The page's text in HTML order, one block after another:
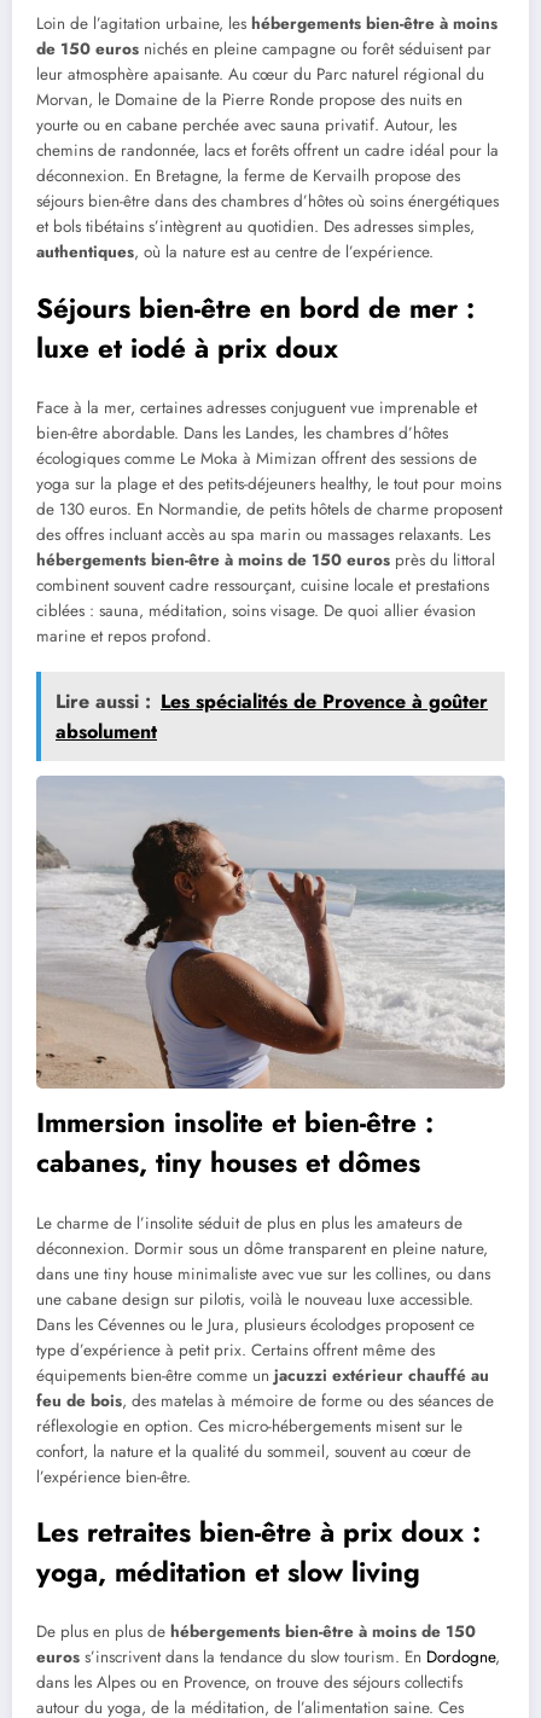
Loin de l’agitation urbaine, les hébergements bien-être à moins
de 150 euros nichés en pleine campagne ou forêt séduisent par
leur atmosphère apaisante. Au cœur du Parc naturel régional du
Morvan, le Domaine de la Pierre Ronde propose des nuits en
yourte ou en cabane perchée avec sauna privatif. Autour, les
chemins de randonnée, lacs et forêts offrent un cadre idéal pour la
déconnexion. En Bretagne, la ferme de Kervailh propose des
séjours bien-être dans des chambres d’hôtes où soins énergétiques
et bols tibétains s’intègrent au quotidien. Des adresses simples,
authentiques, où la nature est au centre de l’expérience.
Séjours bien-être en bord de mer :
luxe et iodé à prix doux
Face à la mer, certaines adresses conjuguent vue imprenable et
bien-être abordable. Dans les Landes, les chambres d’hôtes
écologiques comme Le Moka à Mimizan offrent des sessions de
yoga sur la plage et des petits-déjeuners healthy, le tout pour moins
de 130 euros. En Normandie, de petits hôtels de charme proposent
des offres incluant accès au spa marin ou massages relaxants. Les
hébergements bien-être à moins de 150 euros près du littoral
combinent souvent cadre ressourçant, cuisine locale et prestations
ciblées : sauna, méditation, soins visage. De quoi allier évasion
marine et repos profond.
Lire aussi : Les spécialités de Provence à goûter
absolument
Immersion insolite et bien-être :
cabanes, tiny houses et dômes
Le charme de l’insolite séduit de plus en plus les amateurs de
déconnexion. Dormir sous un dôme transparent en pleine nature,
dans une tiny house minimaliste avec vue sur les collines, ou dans
une cabane design sur pilotis, voilà le nouveau luxe accessible.
Dans les Cévennes ou le Jura, plusieurs écolodges proposent ce
type d’expérience à petit prix. Certains offrent même des
équipements bien-être comme un jacuzzi extérieur chauffé au
feu de bois, des matelas à mémoire de forme ou des séances de
réflexologie en option. Ces micro-hébergements misent sur le
confort, la nature et la qualité du sommeil, souvent au cœur de
l’expérience bien-être.
Les retraites bien-être à prix doux :
yoga, méditation et slow living
De plus en plus de hébergements bien-être à moins de 150
euros s’inscrivent dans la tendance du slow tourism. En Dordogne,
dans les Alpes ou en Provence, on trouve des séjours collectifs
autour du yoga, de la méditation, de l’alimentation saine. Ces